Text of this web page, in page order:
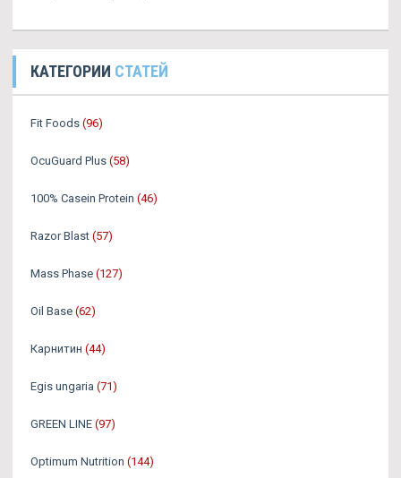
КАТЕГОРИИ СТАТЕЙ
Fit Foods (96)
OcuGuard Plus (58)
100% Casein Protein (46)
Razor Blast (57)
Mass Phase (127)
Oil Base (62)
Карнитин (44)
Egis ungaria (71)
GREEN LINE (97)
Optimum Nutrition (144)